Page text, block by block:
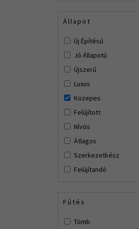
Állapot
Új Építésű
Jó Állapotú
Újszerű
Luxus
Közepes
Felújított
Nívós
Átlagos
Szerkezetkész
Felújítandó
Fűtés
Tömb